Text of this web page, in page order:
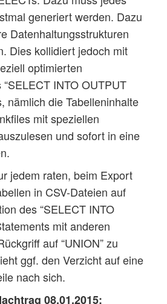
generiert werden. Dazu
Datenhaltungsstrukturen
Dies kollidiert jedoch mit
optimierten
INTO OUTPUT
nämlich die Tabelleninhalte
mit speziellen
und sofort in eine
jedem raten, beim Export
in CSV-Dateien auf
des “SELECT INTO
mit anderen
auf “UNION” zu
ggf. den Verzicht auf eine
nach sich.
08.01.2015: